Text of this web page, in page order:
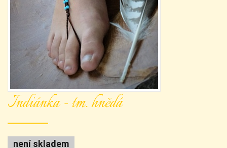
Indiánka - tm. hnědá
není skladem